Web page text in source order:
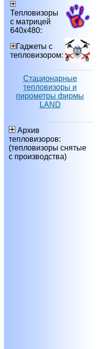
Тепловизоры
с матрицей
640х480:
Гаджеты с
тепловизором:
Стационарные
тепловизоры и
пирометры фирмы
LAND
Архив
тепловизоров:
(тепловизоры снятые
с производства)